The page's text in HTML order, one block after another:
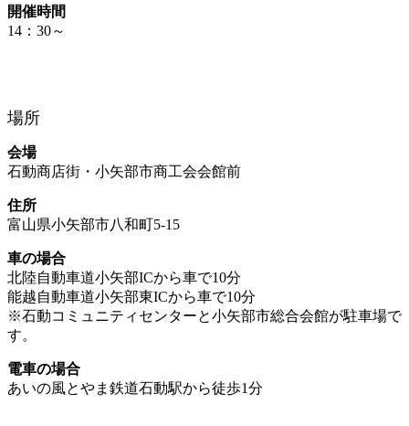
開催時間
14：30～
場所
会場
石動商店街・小矢部市商工会会館前
住所
富山県小矢部市八和町5-15
車の場合
北陸自動車道小矢部ICから車で10分
能越自動車道小矢部東ICから車で10分
※石動コミュニティセンターと小矢部市総合会館が駐車場で
す。
電車の場合
あいの風とやま鉄道石動駅から徒歩1分